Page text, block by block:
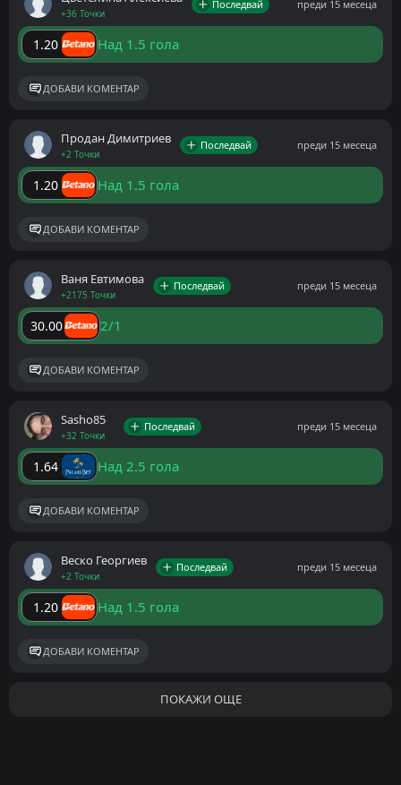
+36 Точки
Последвай преди 15 месеца
1.20 Над 1.5 гола
ДОБАВИ КОМЕНТАР
Продан Димитриев
+2 Точки
Последвай преди 15 месеца
1.20 Над 1.5 гола
ДОБАВИ КОМЕНТАР
Ваня Евтимова
+2175 Точки
Последвай преди 15 месеца
30.00 2/1
ДОБАВИ КОМЕНТАР
Sasho85
+32 Точки
Последвай преди 15 месеца
1.64 Над 2.5 гола
ДОБАВИ КОМЕНТАР
Веско Георгиев
+2 Точки
Последвай преди 15 месеца
1.20 Над 1.5 гола
ДОБАВИ КОМЕНТАР
ПОКАЖИ ОЩЕ